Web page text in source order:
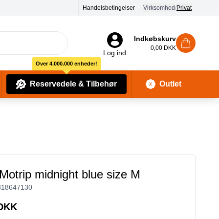
Handelsbetingelser Virksomhed/Privat
Log ind
Indkøbskurv
0,00 DKK
Reservedele & Tilbehør
Over 4.000.000 enheder!
Outlet
midnight blue size M